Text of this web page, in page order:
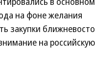
на фоне желания
закупки
на российскую